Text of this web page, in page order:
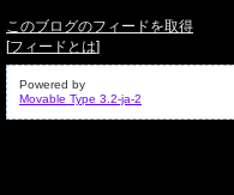
このブログのフィードを取得
[フィードとは]
Powered by
Movable Type 3.2-ja-2